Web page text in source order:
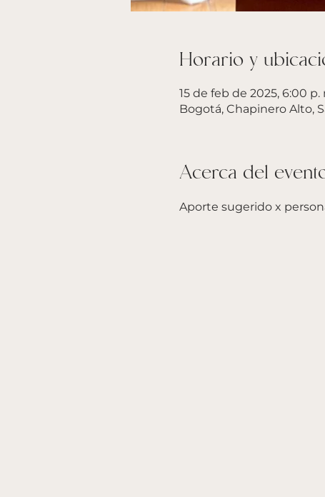
Horario y
15 de feb de 2025, 6:00 p.
Bogotá, Chapinero Alto,
Acerca del
Aporte sugerido x